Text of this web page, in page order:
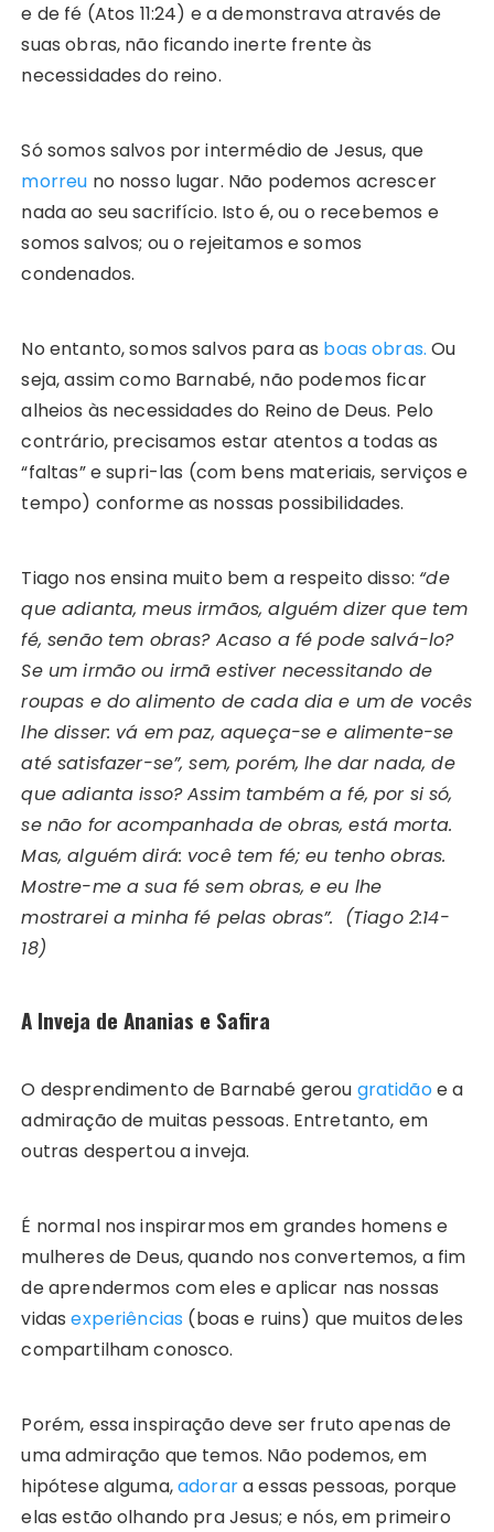
e de fé (Atos 11:24) e a demonstrava através de
suas obras, não ficando inerte frente às
necessidades do reino.
Só somos salvos por intermédio de Jesus, que
morreu no nosso lugar. Não podemos acrescer
nada ao seu sacrifício. Isto é, ou o recebemos e
somos salvos; ou o rejeitamos e somos
condenados.
No entanto, somos salvos para as boas obras. Ou
seja, assim como Barnabé, não podemos ficar
alheios às necessidades do Reino de Deus. Pelo
contrário, precisamos estar atentos a todas as
“faltas” e supri-las (com bens materiais, serviços e
tempo) conforme as nossas possibilidades.
Tiago nos ensina muito bem a respeito disso: “de
que adianta, meus irmãos, alguém dizer que tem
fé, senão tem obras? Acaso a fé pode salvá-lo?
Se um irmão ou irmã estiver necessitando de
roupas e do alimento de cada dia e um de vocês
lhe disser: vá em paz, aqueça-se e alimente-se
até satisfazer-se”, sem, porém, lhe dar nada, de
que adianta isso? Assim também a fé, por si só,
se não for acompanhada de obras, está morta.
Mas, alguém dirá: você tem fé; eu tenho obras.
Mostre-me a sua fé sem obras, e eu lhe
mostrarei a minha fé pelas obras”. (Tiago 2:14-
18)
A Inveja de Ananias e Safira
O desprendimento de Barnabé gerou gratidãoe a
admiração de muitas pessoas. Entretanto, em
outras despertou a inveja.
É normal nos inspirarmos em grandes homens e
mulheres de Deus, quando nos convertemos, a fim
de aprendermos com eles e aplicar nas nossas
vidasexperiências (boas e ruins) que muitos deles
compartilham conosco.
Porém, essa inspiração deve ser fruto apenas de
uma admiração que temos. Não podemos, em
hipótese alguma,adorara essas pessoas, porque
elas estão olhando pra Jesus; e nós, em primeiro